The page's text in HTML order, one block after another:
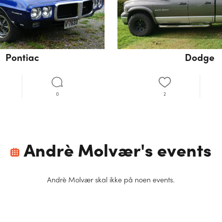
Pontiac
0
Dodge
2
Andrè Molvær's events
Andrè Molværskal ikke på noen events.